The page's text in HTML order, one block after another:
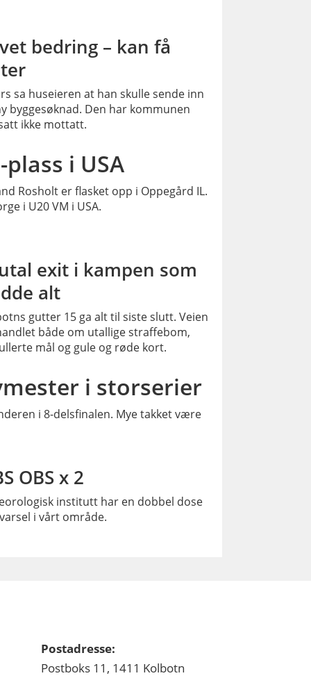
bedring – kan få
sa huseieren at han skulle sende inn
byggesøknad. Den har kommunen
ikke mottatt.
i USA
Rosholt er flasket opp i Oppegård IL.
i U20 VM i USA.
exit i kampen som
alt
gutter 15 ga alt til siste slutt. Veien
både om utallige straffebom,
mål og gule og røde kort.
i storserier
i 8-delsfinalen. Mye takket være
OBS x 2
institutt har en dobbel dose
i vårt område.
Postadresse:
Postboks 11, 1411 Kolbotn